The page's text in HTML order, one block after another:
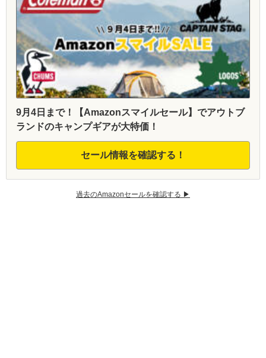
9月4日まで！【Amazonスマイルセール】でアウトブ
ランドのキャンプギアが大特価！
セール情報を確認する！
過去のAmazonセールを確認する ▶︎